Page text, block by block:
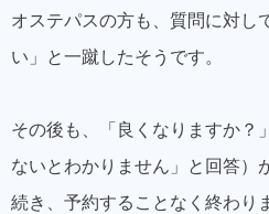
オステパスの方も、質問に対し
い」と一蹴したそうです。
その後も、「良くなりますか？
ないとわかりません」と回答）
続き、予約することなく終わり